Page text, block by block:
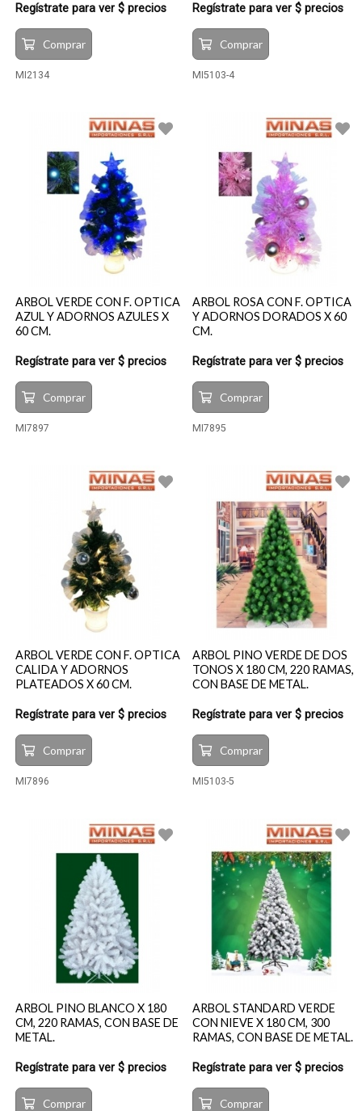
Regístrate para ver $ precios
Comprar
MI2134
Regístrate para ver $ precios
Comprar
MI5103-4
ARBOL VERDE CON F. OPTICA
AZUL Y ADORNOS AZULES X
60 CM.
Regístrate para ver $ precios
Comprar
MI7897
ARBOL ROSA CON F. OPTICA
Y ADORNOS DORADOS X 60
CM.
Regístrate para ver $ precios
Comprar
MI7895
ARBOL VERDE CON F. OPTICA
CALIDA Y ADORNOS
PLATEADOS X 60 CM.
Regístrate para ver $ precios
Comprar
MI7896
ARBOL PINO VERDE DE DOS
TONOS X 180 CM, 220 RAMAS,
CON BASE DE METAL.
Regístrate para ver $ precios
Comprar
MI5103-5
ARBOL PINO BLANCO X 180
CM, 220 RAMAS, CON BASE DE
METAL.
Regístrate para ver $ precios
Comprar
ARBOL STANDARD VERDE
CON NIEVE X 180 CM, 300
RAMAS, CON BASE DE METAL.
Regístrate para ver $ precios
Comprar